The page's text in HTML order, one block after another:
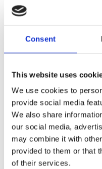
Consent
This website uses
We use cookies to
provide social media
We also share
our social media,
may combine it with
provided to them or that
of their services.
Technologie
De Droneguide
en VertiGIS
VertiGIS Studio Web
als fundament.